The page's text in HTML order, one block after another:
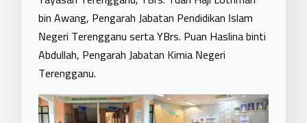
bin Awang, Pengarah Jabatan Pendidikan Islam
Negeri Terengganu serta YBrs. Puan Haslina binti
Abdullah, Pengarah Jabatan Kimia Negeri
Terengganu.